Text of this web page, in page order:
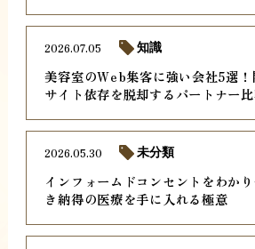
美容室のWeb集客に強い会社5選
サイト依存を脱却するパートナー
2026.07.05 知識
インフォームドコンセントをわか
き納得の医療を手に入れる極意
2026.05.30 未分類